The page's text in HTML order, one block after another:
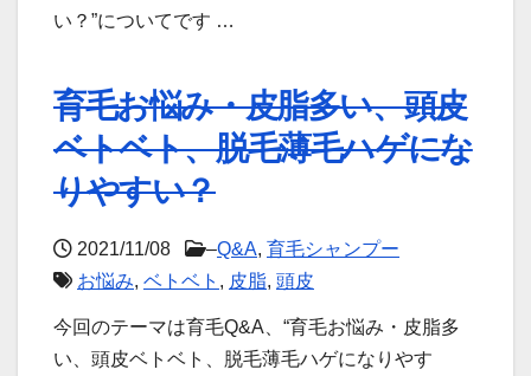
い？”についてです …
育毛お悩み・皮脂多い、頭皮
ベトベト、脱毛薄毛ハゲにな
りやすい？
2021/11/08 –Q&A, 育毛シャンプー
お悩み, ベトベト , 皮脂, 頭皮
今回のテーマは育毛Q&A、“育毛お悩み・皮脂多
い、頭皮ベトベト、脱毛薄毛ハゲになりやす